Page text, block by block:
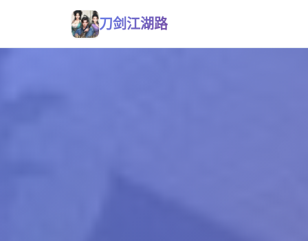
刀剑江湖路